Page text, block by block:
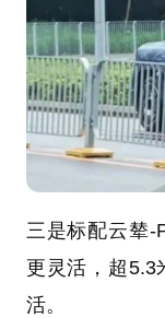
三是标配云辇-
更灵活，超5.3
活。